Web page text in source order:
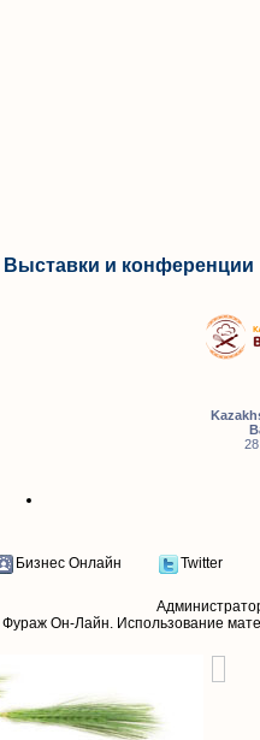
Выставки и конференции
Бизнес Онлайн Twitter
Фураж Он-Лайн. Использование